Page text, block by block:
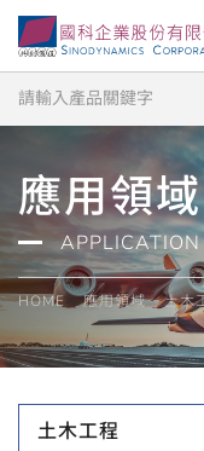
應用領域
APPLICATION
HOME 應用領域 土木
土木工程